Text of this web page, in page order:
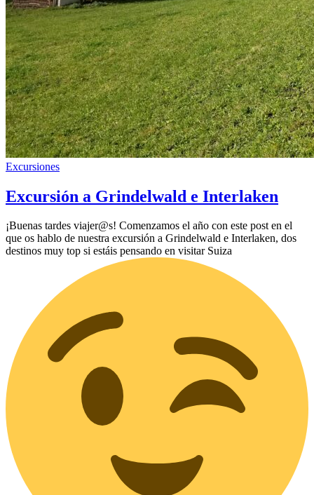
Excursiones
Excursión a Grindelwald e Interlaken
¡Buenas tardes viajer@s! Comenzamos el año con este post en el
que os hablo de nuestra excursión a Grindelwald e Interlaken, dos
destinos muy top si estáis pensando en visitar Suiza